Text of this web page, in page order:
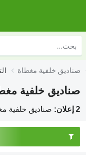
صناديق خلفية مغطاة
صناديق خلفية
2 إعلان: صناديق خلفية